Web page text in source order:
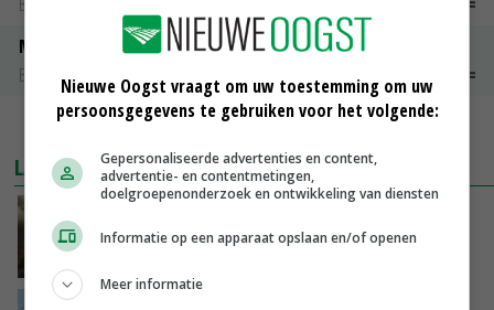
Maat 54
Barneveld kooieieren
€ 9,10
MEER MARKTPRIJZEN
LAATSTE NIEUWS
zorgen voor meer balans’
Nieuwe Oogst vraagt om uw toestemming om uw
persoonsgegevens te gebruiken voor het volgende:
Gepersonaliseerde advertenties en content,
advertentie- en contentmetingen,
doelgroepenonderzoek en ontwikkeling van diensten
Informatie op een apparaat opslaan en/of openen
Meer informatie